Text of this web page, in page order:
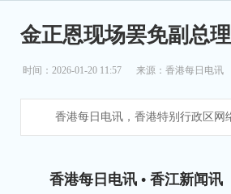
金正恩现场罢免副总理
时间：2026-01-20 11:57 来源： 香港每日电讯
香港每日电讯，香港特别行政区网
香港每日电讯 • 香江新闻讯